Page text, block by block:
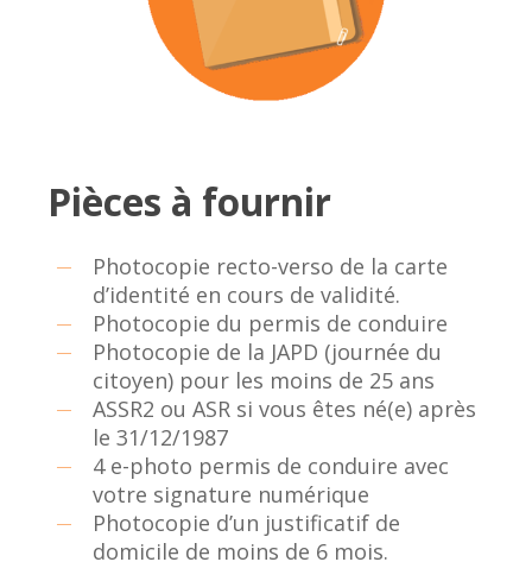
Pièces à fournir
Photocopie recto-verso de la carte
d’identité en cours de validité.
Photocopie du permis de conduire
Photocopie de la JAPD (journée du
citoyen) pour les moins de 25 ans
ASSR2 ou ASR si vous êtes né(e) après
le 31/12/1987
4 e-photo permis de conduire avec
votre signature numérique
Photocopie d’un justificatif de
domicile de moins de 6 mois.